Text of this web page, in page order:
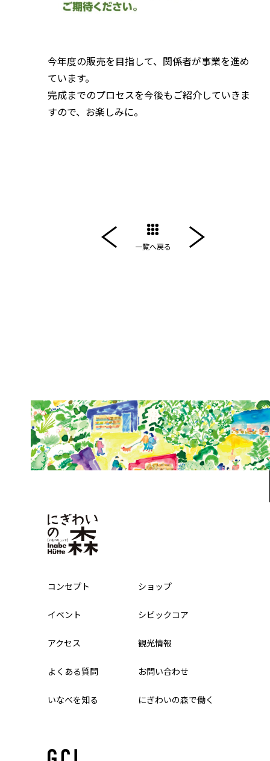
今年度の販売を目指して、関係者が事業を進め
ています。
完成までのプロセスを今後もご紹介していきま
すので、お楽しみに。
一覧へ戻る
コンセプト ショップ
イベント シビックコア
アクセス 観光情報
よくある質問 お問い合わせ
いなべを知る にぎわいの森で働く